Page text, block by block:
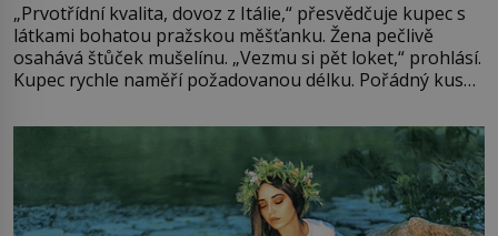
„Prvotřídní kvalita, dovoz z Itálie,“ přesvědčuje kupec s
látkami bohatou pražskou měšťanku. Žena pečlivě
osahává štůček mušelínu. „Vezmu si pět loket,“ prohlásí.
Kupec rychle naměří požadovanou délku. Pořádný kus
milostpaní. Stačí jenom na sukni,“ zhodnotí švadlena
množství růžového mušelínu. „Ošidili vás, podívejte.“